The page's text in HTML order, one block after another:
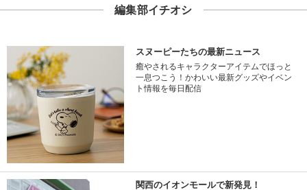
編集部イチオシ
スヌーピーたちの最新ニュース
癒やされるキャラクターアイテムでほっと
一息つこう！かわいい最新グッズやイベン
ト情報を毎日配信
関西のイオンモールで新発見！